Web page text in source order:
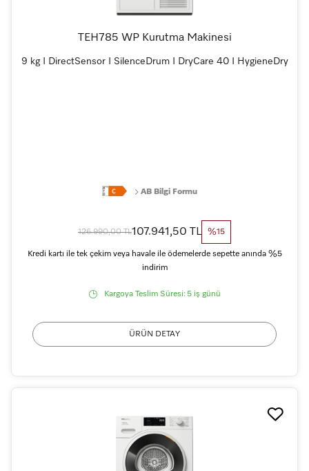
TEH785 WP Kurutma Makinesi
9 kg I DirectSensor I SilenceDrum I DryCare 40 I HygieneDry
AB Bilgi Formu
126.990,00 TL107.941,50 TL %15
Kredi kartı ile tek çekim veya havale ile ödemelerde sepette anında %5
indirim
Kargoya Teslim Süresi: 5 iş günü
ÜRÜN DETAY